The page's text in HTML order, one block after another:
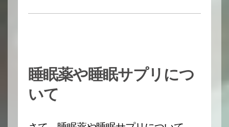
睡眠薬や睡眠サプリにつ
いて